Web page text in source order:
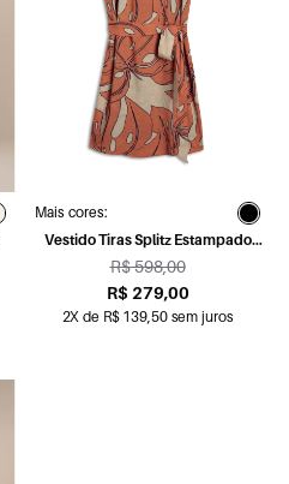
Mais cores:
Vestido Tiras Splitz Estampado
Laranja
R$ 598,00
R$ 279,00
2X de R$ 139,50 sem juros